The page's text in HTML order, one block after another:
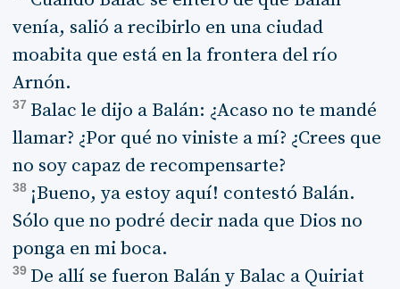
venía, salió a recibirlo en una ciudad
moabita que está en la frontera del río
Arnón.
37 Balac le dijo a Balán: ¿Acaso no te mandé
llamar? ¿Por qué no viniste a mí? ¿Crees que
no soy capaz de recompensarte?
38 ¡Bueno, ya estoy aquí! contestó Balán.
Sólo que no podré decir nada que Dios no
ponga en mi boca.
39 De allí se fueron Balán y Balac a Quiriat